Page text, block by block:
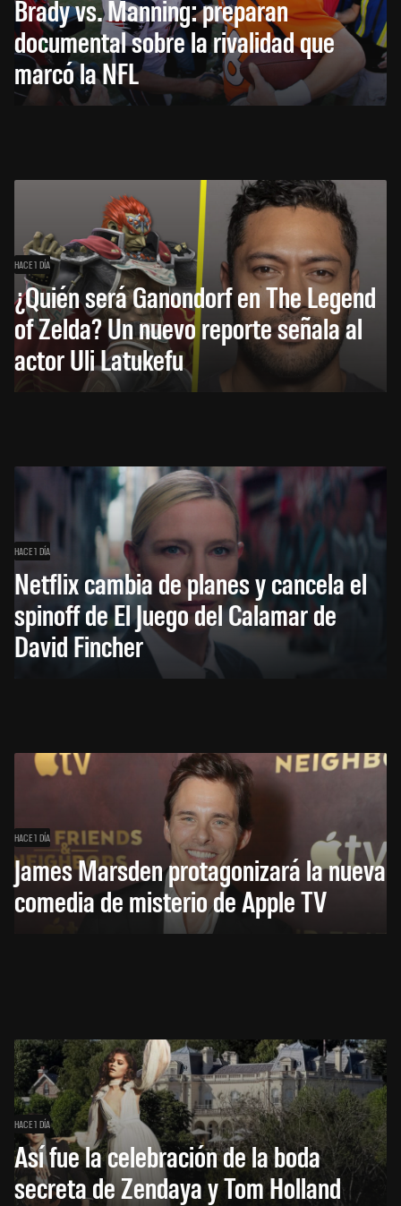
Brady vs. Manning: preparan
documental sobre la rivalidad que
marcó la NFL
HACE 1 DÍA
¿Quién será Ganondorf en The Legend
of Zelda? Un nuevo reporte señala al
actor Uli Latukefu
HACE 1 DÍA
Netflix cambia de planes y cancela el
spinoff de El Juego del Calamar de
David Fincher
HACE 1 DÍA
James Marsden protagonizará la nueva
comedia de misterio de Apple TV
HACE 1 DÍA
Así fue la celebración de la boda
secreta de Zendaya y Tom Holland